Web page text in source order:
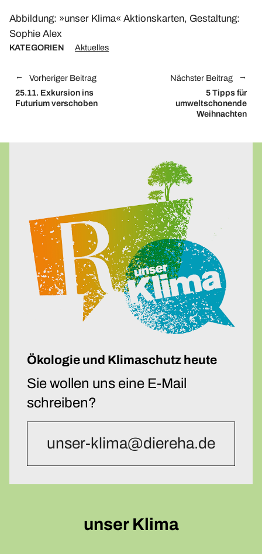
Abbildung: »unser Klima« Aktionskarten, Gestaltung:
Sophie Alex
KATEGORIEN Aktuelles
Vorheriger Beitrag
25.11. Exkursion ins
Futurium verschoben
Nächster Beitrag
5 Tipps für
umweltschonende
Weihnachten
Ökologie und Klimaschutz heute
Sie wollen uns eine E-Mail
schreiben?
unser-klima@diereha.de
unser Klima